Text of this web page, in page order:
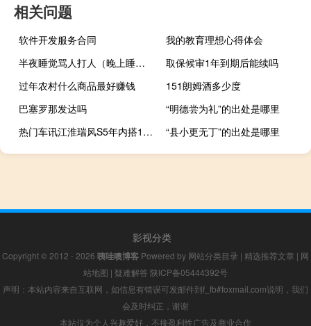
相关问题
软件开发服务合同
我的教育理想心得体会
半夜睡觉骂人打人（晚上睡觉的时候骂人打人）
取保候审1年到期后能续吗
过年农村什么商品最好赚钱
151朗姆酒多少度
巴塞罗那发达吗
“明德尝为礼”的出处是哪里
热门车讯江淮瑞风S5年内搭1.5T/中型SUV明年推
“县小更无丁”的出处是哪里
影视分类
Copyright © 2012 - 2026 咦哇噢博客 Powered by 网站分类目录 | 精选推荐文章 | 网
站地图 | 疑难解答 陕ICP备05444392号
声明：本站内容来自互联网，如信息有错误可发邮件到f_fb#foxmail.com说明，我们
会及时纠正，谢谢
本站仅为个人兴趣爱好，不接盈利性广告及商业合作